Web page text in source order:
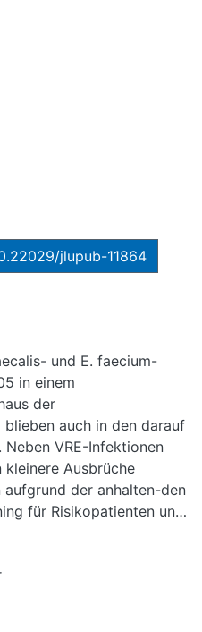
jlupub-11864
und E. faecium-
in einem
der
auch in den darauf
VRE-Infektionen
Ausbrüche
der anhalten-den
für Risikopatienten und
auf verschiedene
mutmaßlich relevant für
sind, und um mögliche